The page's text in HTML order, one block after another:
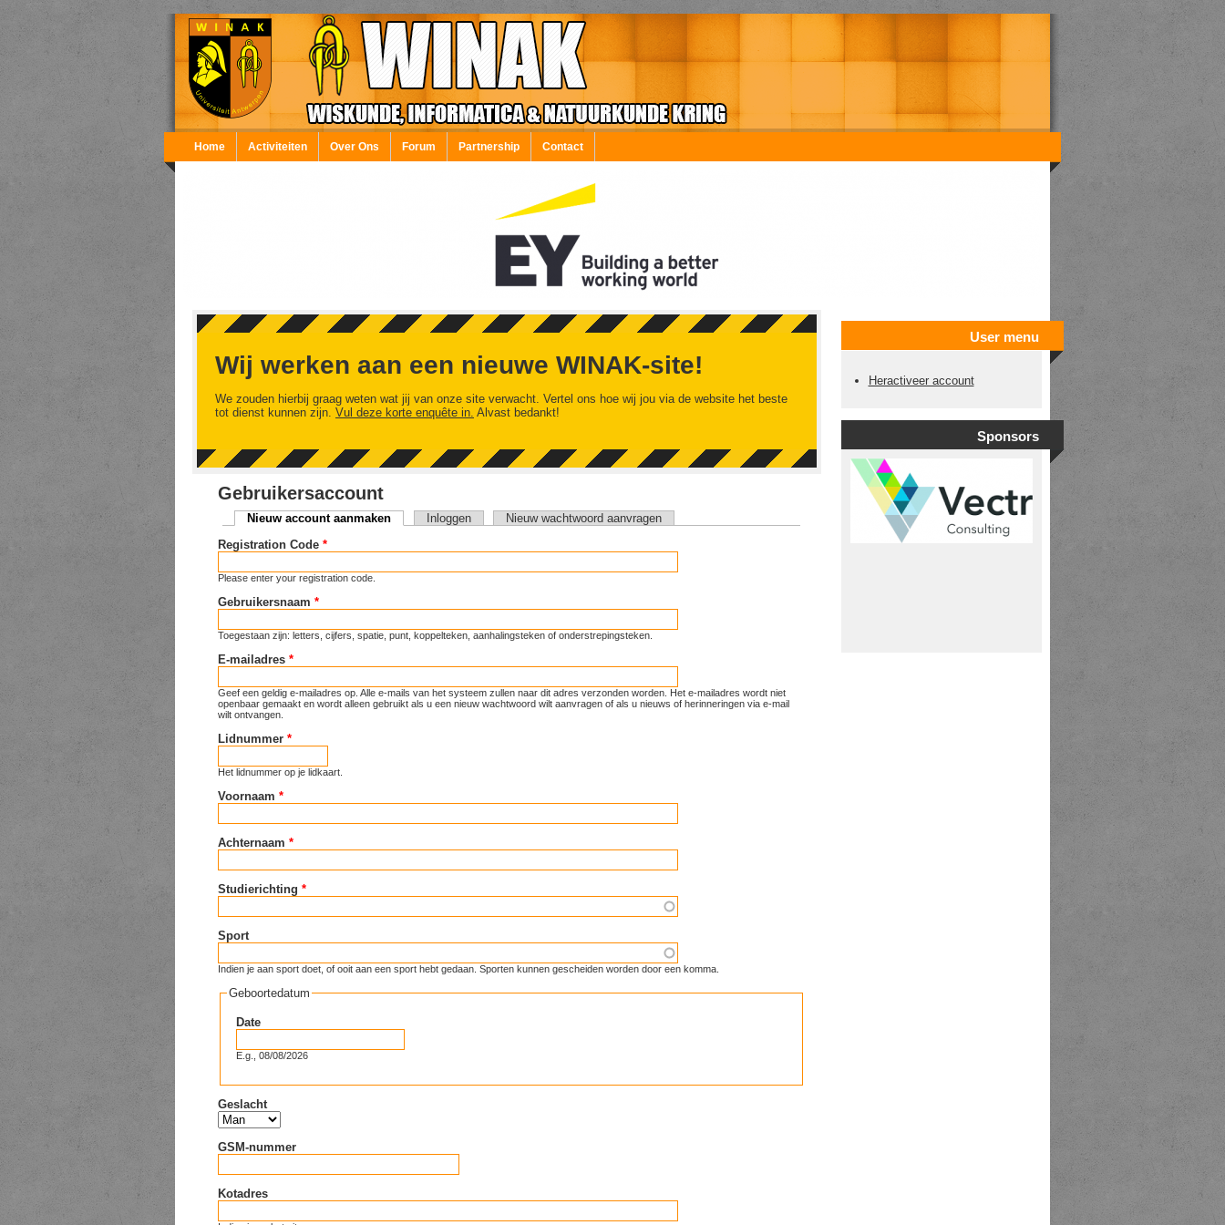
Overslaan en naar de inhoud gaan
Home Activiteiten Over Ons Forum Partnership Contact
Wij werken aan een nieuwe WINAK-site!
We zouden hierbij graag weten wat jij van onze site verwacht. Vertel ons hoe wij jou via de website het beste
tot dienst kunnen zijn. Vul deze korte enquête in. Alvast bedankt!
Gebruikersaccount
Primaire tabs
Nieuw account aanmaken (actieve tabblad)
Inloggen
Nieuw wachtwoord aanvragen
Registration Code *
Please enter your registration code.
Gebruikersnaam *
Toegestaan zijn: letters, cijfers, spatie, punt, koppelteken, aanhalingsteken of onderstrepingsteken.
E-mailadres *
Geef een geldig e-mailadres op. Alle e-mails van het systeem zullen naar dit adres verzonden worden. Het e-mailadres wordt niet
openbaar gemaakt en wordt alleen gebruikt als u een nieuw wachtwoord wilt aanvragen of als u nieuws of herinneringen via e-mail
wilt ontvangen.
Lidnummer *
Het lidnummer op je lidkaart.
Voornaam *
Achternaam *
Studierichting *
Sport
Indien je aan sport doet, of ooit aan een sport hebt gedaan. Sporten kunnen gescheiden worden door een komma.
Geboortedatum
Date
E.g., 08/08/2026
Geslacht
GSM-nummer
Kotadres
User menu
Heractiveer account
Sponsors